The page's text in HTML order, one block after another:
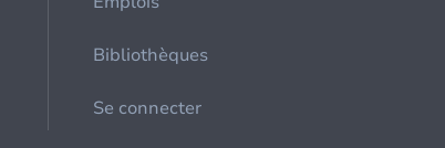
Bibliothèques
Se connecter